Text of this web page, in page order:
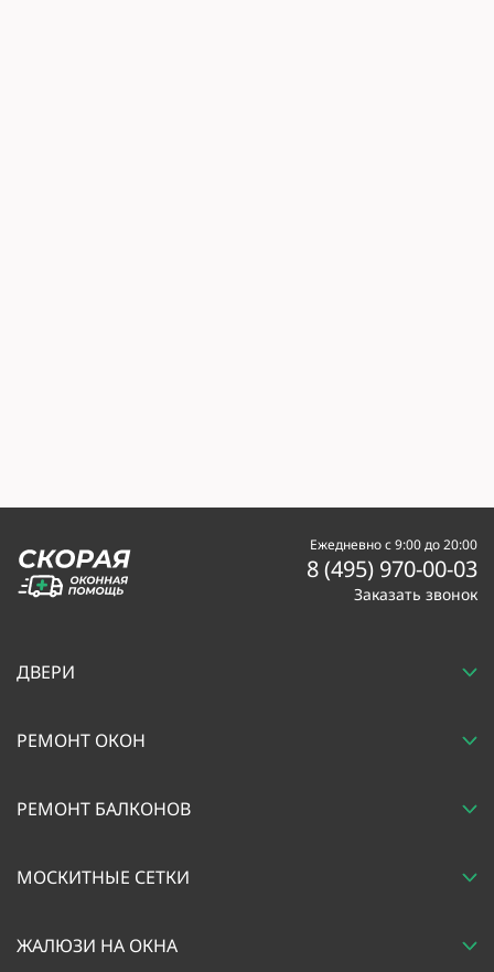
Ежедневно с 9:00 до 20:00
8 (495) 970-00-03
Заказать звонок
ДВЕРИ
РЕМОНТ ОКОН
РЕМОНТ БАЛКОНОВ
МОСКИТНЫЕ СЕТКИ
ЖАЛЮЗИ НА ОКНА